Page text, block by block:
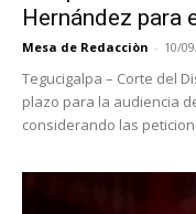
Hernández para
Mesa de Redacciòn - 10/
Tegucigalpa – Corte del
plazo para la audiencia
considerando las